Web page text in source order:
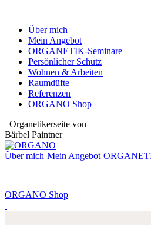
Über mich
Mein Angebot
ORGANETIK-Seminare
Persönlicher Schutz
Wohnen & Arbeiten
Raumdüfte
Referenzen
ORGANO Shop
Organetikerseite von
Bärbel Paintner
Über mich Mein Angebot
ORGANO Shop